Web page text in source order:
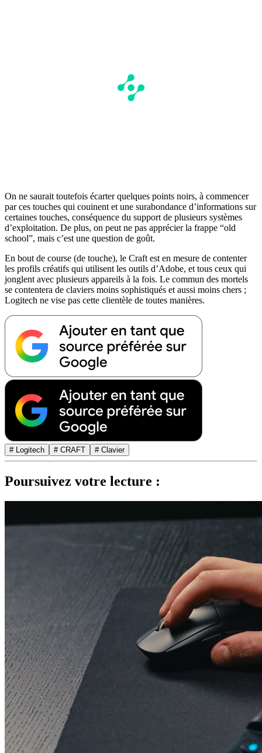
On ne saurait toutefois écarter quelques points noirs, à commencer
par ces touches qui couinent et une surabondance d’informations sur
certaines touches, conséquence du support de plusieurs systèmes
d’exploitation. De plus, on peut ne pas apprécier la frappe “old
school”, mais c’est une question de goût.
En bout de course (de touche), le Craft est en mesure de contenter
les profils créatifs qui utilisent les outils d’Adobe, et tous ceux qui
jonglent avec plusieurs appareils à la fois. Le commun des mortels
se contentera de claviers moins sophistiqués et aussi moins chers ;
Logitech ne vise pas cette clientèle de toutes manières.
# Logitech # CRAFT # Clavier
Poursuivez votre lecture :